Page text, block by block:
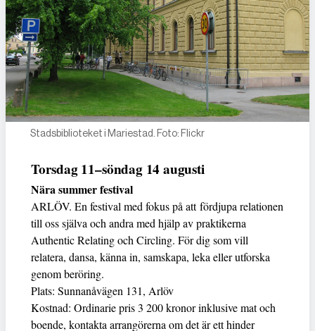
Stadsbiblioteket i Mariestad. Foto: Flickr
Torsdag 11–söndag 14 augusti
Nära summer festival
ARLÖV. En festival med fokus på att fördjupa relationen
till oss själva och andra med hjälp av praktikerna
Authentic Relating och Circling. För dig som vill
relatera, dansa, känna in, samskapa, leka eller utforska
genom beröring.
Plats: Sunnanåvägen 131, Arlöv
Kostnad: Ordinarie pris 3 200 kronor inklusive mat och
boende, kontakta arrangörerna om det är ett hinder